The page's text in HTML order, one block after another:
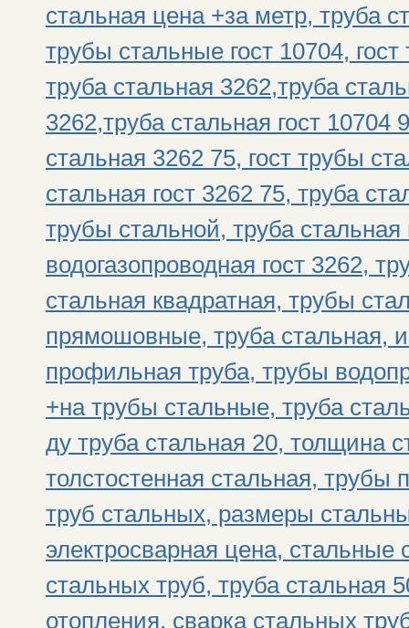
стальная цена +за метр, труба
трубы стальные гост 10704,
труба стальная 3262,труба
3262,труба стальная гост
стальная 3262 75, гост трубы
стальная гост 3262 75, труба
трубы стальной, труба
водогазопроводная гост 3262,
стальная квадратная, трубы
прямошовные, труба стальная,
профильная труба, трубы
+на трубы стальные, труба
ду труба стальная 20, толщина
толстостенная стальная,
труб стальных, размеры
электросварная цена,
стальных труб, труба стальная
отопления, сварка стальных